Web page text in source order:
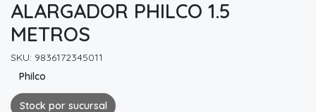
ALARGADOR PHILCO 1.5
METROS
SKU: 9836172345011
Philco
Stock por sucursal